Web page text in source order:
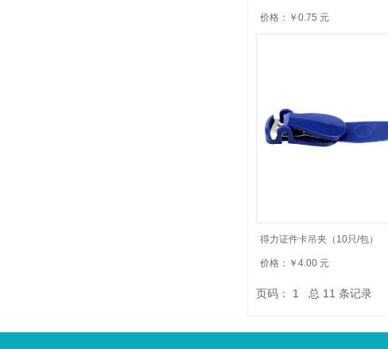
价格：￥0.75 元
得力证件卡吊夹（10只/包）
价格：￥4.00 元
页码： 1 总 11 条记录